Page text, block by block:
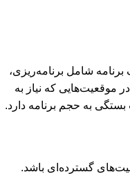
شامل برنامه‌ریزی،
موقعیت‌هایی که نیاز به
به حجم برنامه دارد.
گسترده‌ای باشد.